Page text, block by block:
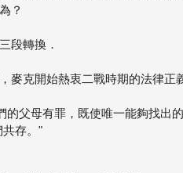
？
段轉換．
麥克開始熱衷二戰時期的法律正
的父母有罪，既使唯一能夠找出
共存。"